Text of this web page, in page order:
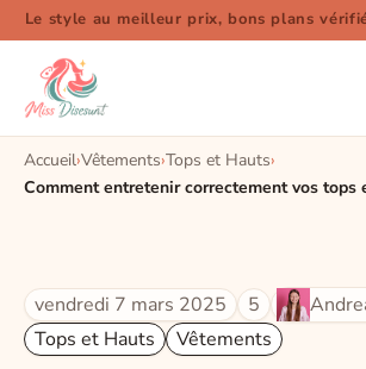
Le style au meilleur prix, bons plans
Accueil Vêtements Tops et Hauts
Comment entretenir correctement vos tops
vendredi 7 mars 2025 5
Tops et Hauts
Vêtements